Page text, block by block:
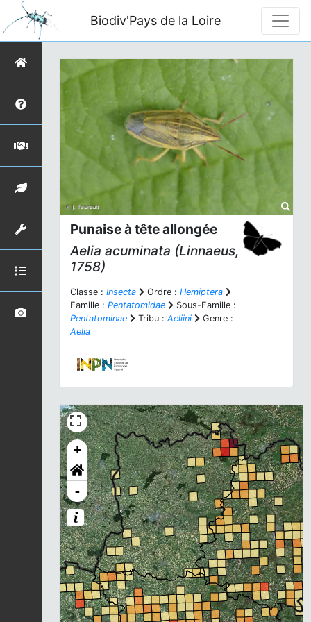
Biodiv'Pays de la Loire
Punaise à tête allongée
Aelia acuminata (Linnaeus,
1758)
Classe : Insecta Ordre : Hemiptera
Famille : Pentatomidae
Sous-Famille :
Pentatominae
Tribu : Aeliini
Genre :
Aelia
+
-